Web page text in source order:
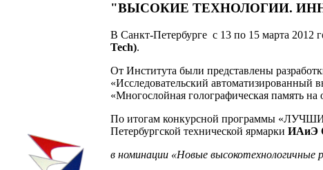
"ВЫСОКИЕ ТЕХНОЛОГИИ.
В Санкт-Петербурге с 13 по 15 марта 2012
Tech).
От Института были представлены
«Исследовательский автоматизированный
«Многослойная голографическая память
По итогам конкурсной программы
Петербургской технической ярмарки ИАиЭ
в номинации «Новые высокотехнологичные